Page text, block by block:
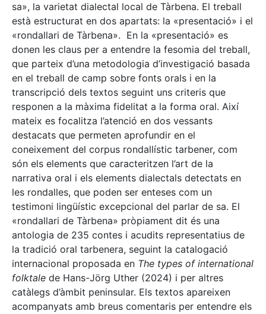
sa», la varietat dialectal local de Tàrbena. El treball
està estructurat en dos apartats: la «presentació» i el
«rondallari de Tàrbena». En la «presentació» es
donen les claus per a entendre la fesomia del treball,
que parteix d’una metodologia d’investigació basada
en el treball de camp sobre fonts orals i en la
transcripció dels textos seguint uns criteris que
responen a la màxima fidelitat a la forma oral. Així
mateix es focalitza l’atenció en dos vessants
destacats que permeten aprofundir en el
coneixement del corpus rondallístic tarbener, com
són els elements que caracteritzen l’art de la
narrativa oral i els elements dialectals detectats en
les rondalles, que poden ser enteses com un
testimoni lingüístic excepcional del parlar de sa. El
«rondallari de Tàrbena» pròpiament dit és una
antologia de 235 contes i acudits representatius de
la tradició oral tarbenera, seguint la catalogació
internacional proposada en The types of international
folktale de Hans-Jörg Uther (2024) i per altres
catàlegs d’àmbit peninsular. Els textos apareixen
acompanyats amb breus comentaris per entendre els